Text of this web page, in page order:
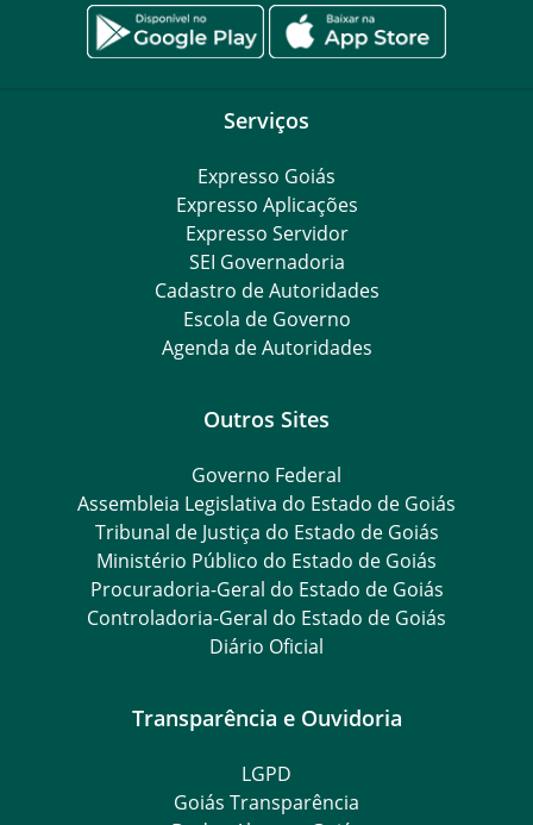
Serviços
Expresso Goiás
Expresso Aplicações
Expresso Servidor
SEI Governadoria
Cadastro de Autoridades
Escola de Governo
Agenda de Autoridades
Outros Sites
Governo Federal
Assembleia Legislativa do Estado de Goiás
Tribunal de Justiça do Estado de Goiás
Ministério Público do Estado de Goiás
Procuradoria-Geral do Estado de Goiás
Controladoria-Geral do Estado de Goiás
Diário Oficial
Transparência e Ouvidoria
LGPD
Goiás Transparência